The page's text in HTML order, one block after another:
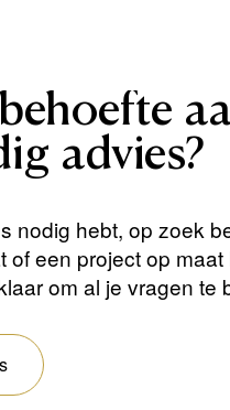
behoefte
advies?
nodig hebt, op zoek
of een project op
om al je vragen te